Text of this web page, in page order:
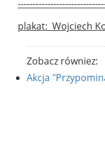
plakat: Wojciech
Zobacz równiez:
Akcja